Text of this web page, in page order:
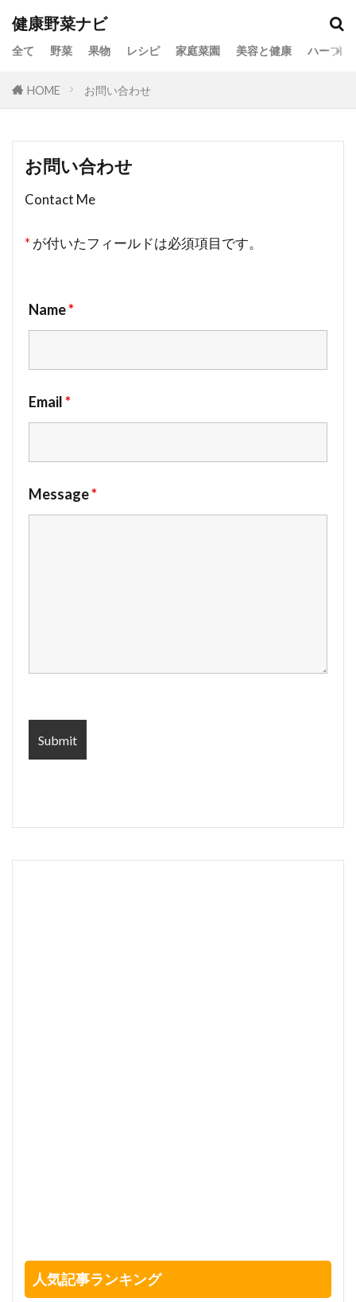
健康野菜ナビ
全て 野菜 果物 レシピ 家庭菜園 美容と健康 ハーブ
HOME お問い合わせ
お問い合わせ
Contact Me
* が付いたフィールドは必須項目です。
Name*
Email*
Message*
人気記事ランキング